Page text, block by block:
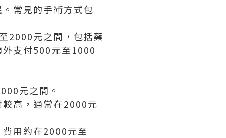
常見的手術方式包
2000元之間，包括藥
支付500元至1000
元之間。
高，通常在2000元
用約在2000元至